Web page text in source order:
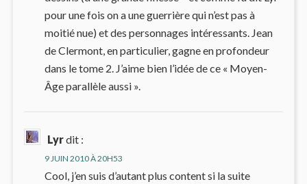
pour une fois on a une guerrière qui n’est pas à
moitié nue) et des personnages intéressants. Jean
de Clermont, en particulier, gagne en profondeur
dans le tome 2. J’aime bien l’idée de ce « Moyen-
Âge parallèle aussi ».
Lyrdit :
9 JUIN 2010 À 20H53
Cool, j’en suis d’autant plus content si la suite